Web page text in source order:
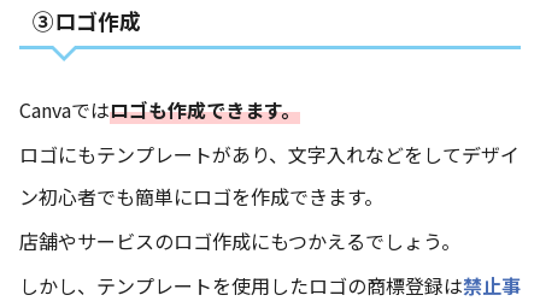
③ロゴ作成
Canvaではロゴも作成できます。
ロゴにもテンプレートがあり、文字入れなどをしてデザイ
ン初心者でも簡単にロゴを作成できます。
店舗やサービスのロゴ作成にもつかえるでしょう。
しかし、テンプレートを使用したロゴの商標登録は禁止事